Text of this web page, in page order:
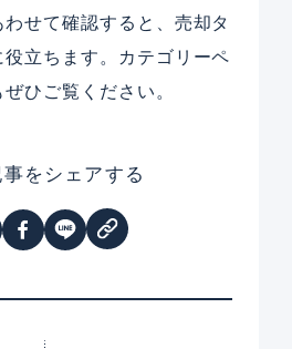
せて確認すると、売却タ
立ちます。カテゴリーペ
ひご覧ください。
をシェアする